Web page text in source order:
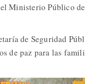
Ministerio Público
de Seguridad
de paz para las